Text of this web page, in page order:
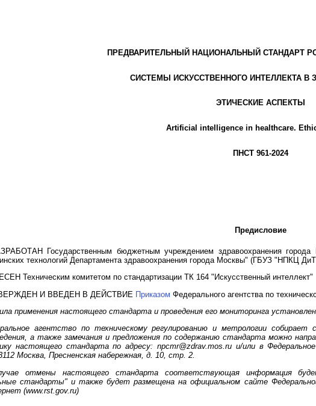
ПРЕДВАРИТЕЛЬНЫЙ НАЦИОНАЛЬНЫЙ СТАНДАРТ
СИСТЕМЫ ИСКУССТВЕННОГО ИНТЕЛЛЕКТА В
ЭТИЧЕСКИЕ АСПЕКТЫ
Artificial intelligence in healthcare.
ПНСТ 961-2024
Предисловие
Государственным бюджетным учреждением здравоохранения города
технологий Департамента здравоохранения города Москвы" (ГБУЗ "НПКЦ
Техническим комитетом по стандартизации ТК 164 "Искусственный интеллект"
И ВВЕДЕН В ДЕЙСТВИЕ Приказом Федерального агентства по
применения настоящего стандарта и проведения его мониторинга
агентство по техническому регулированию и метрологии
а также замечания и предложения по содержанию стандарта можно
настоящего стандарта по адресу: npcmr@zdrav.mos.ru и/или в
Москва, Пресненская набережная, д. 10, стр. 2.
отмены настоящего стандарта соответствующая информация
стандарты" и также будет размещена на официальном сайте
(www.rst.gov.ru)